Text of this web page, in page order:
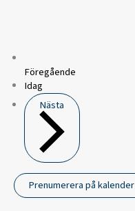
Föregående
Idag
Nästa
Prenumerera på kalender